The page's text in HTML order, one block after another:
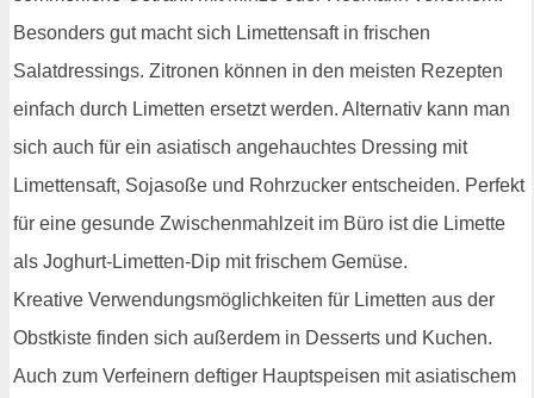
Besonders gut macht sich Limettensaft in frischen
Salatdressings. Zitronen können in den meisten Rezepten
einfach durch Limetten ersetzt werden. Alternativ kann man
sich auch für ein asiatisch angehauchtes Dressing mit
Limettensaft, Sojasoße und Rohrzucker entscheiden. Perfekt
für eine gesunde Zwischenmahlzeit im Büro ist die Limette
als Joghurt-Limetten-Dip mit frischem Gemüse.
Kreative Verwendungsmöglichkeiten für Limetten aus der
Obstkiste finden sich außerdem in Desserts und Kuchen.
Auch zum Verfeinern deftiger Hauptspeisen mit asiatischem